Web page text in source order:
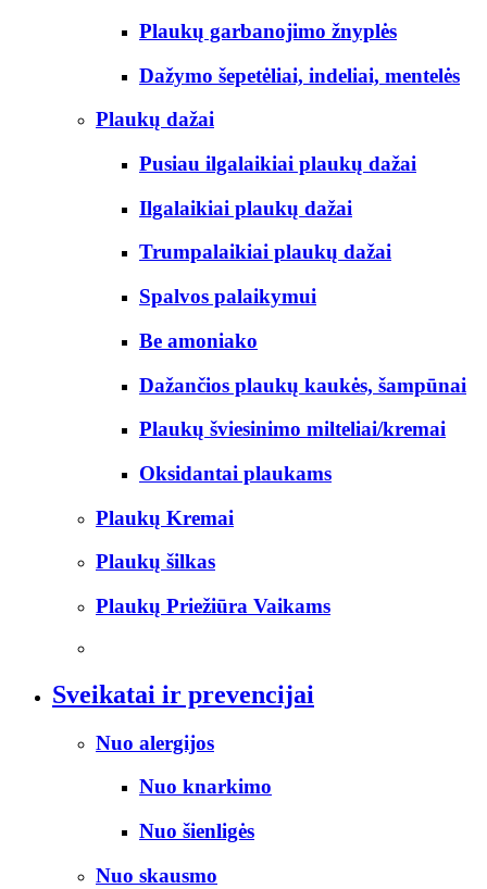
Plaukų garbanojimo žnyplės
Dažymo šepetėliai, indeliai, mentelės
Plaukų dažai
Pusiau ilgalaikiai plaukų dažai
Ilgalaikiai plaukų dažai
Trumpalaikiai plaukų dažai
Spalvos palaikymui
Be amoniako
Dažančios plaukų kaukės, šampūnai
Plaukų šviesinimo milteliai/kremai
Oksidantai plaukams
Plaukų Kremai
Plaukų šilkas
Plaukų Priežiūra Vaikams
Sveikatai ir prevencijai
Nuo alergijos
Nuo knarkimo
Nuo šienligės
Nuo skausmo